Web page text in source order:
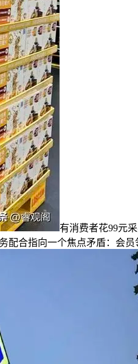
有消费者花99元
配合指向一个焦点矛盾：会